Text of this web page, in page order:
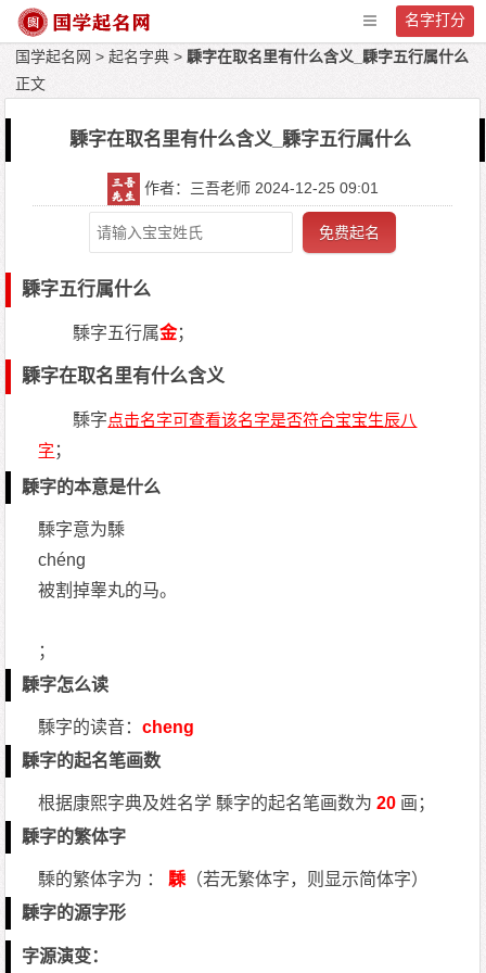
名字打分
国学起名网 >起名字典 >騬字在取名里有什么含义_騬字五行属什么
正文
騬字在取名里有什么含义_騬字五行属什么
作者：三吾老师 2024-12-25 09:01
免费起名
騬字五行属什么
騬字五行属金；
騬字在取名里有什么含义
騬字
；
騬字的本意是什么
騬字意为騬
chéng
被割掉睾丸的马。
；
騬字怎么读
騬字的读音：cheng
騬字的起名笔画数
根据康熙字典及姓名学 騬字的起名笔画数为20 画；
騬字的繁体字
騬的繁体字为 ：騬 （若无繁体字，则显示简体字）
騬字的源字形
字源演变：